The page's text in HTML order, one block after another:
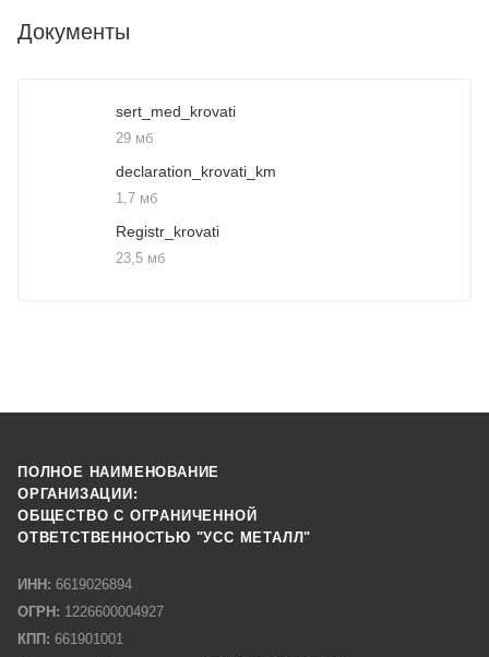
Документы
sert_med_krovati
29 мб
declaration_krovati_km
1,7 мб
Registr_krovati
23,5 мб
ПОЛНОЕ НАИМЕНОВАНИЕ
ОРГАНИЗАЦИИ:
ОБЩЕСТВО С ОГРАНИЧЕННОЙ
ОТВЕТСТВЕННОСТЬЮ "УСС МЕТАЛЛ"
ИНН: 6619026894
ОГРН: 1226600004927
КПП: 661901001